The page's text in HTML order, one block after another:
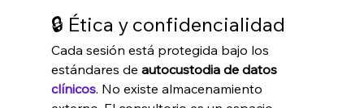
🔒 Ética y confidencialidad
Cada sesión está protegida bajo los
estándares de autocustodia de datos
clínicos. No existe almacenamiento